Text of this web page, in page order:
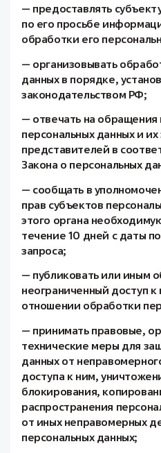
— предоставлять
по его просьбе
обработки его
— организовывать
данных в порядке,
законодательством РФ;
— отвечать на обращения
персональных данных и
представителей в
Закона о персональных
— сообщать в
прав субъектов
этого органа
течение 10 дней с даты
запроса;
— публиковать или иным
неограниченный доступ
отношении обработки
— принимать правовые,
технические меры для
данных от
доступа к ним,
блокирования,
распространения
от иных неправомерных
персональных данных;